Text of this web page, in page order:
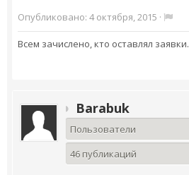
Опубликовано: 4 октября, 2015 ·
Всем зачислено, кто оставлял заявки.
Barabuk
Пользователи
46 публикаций